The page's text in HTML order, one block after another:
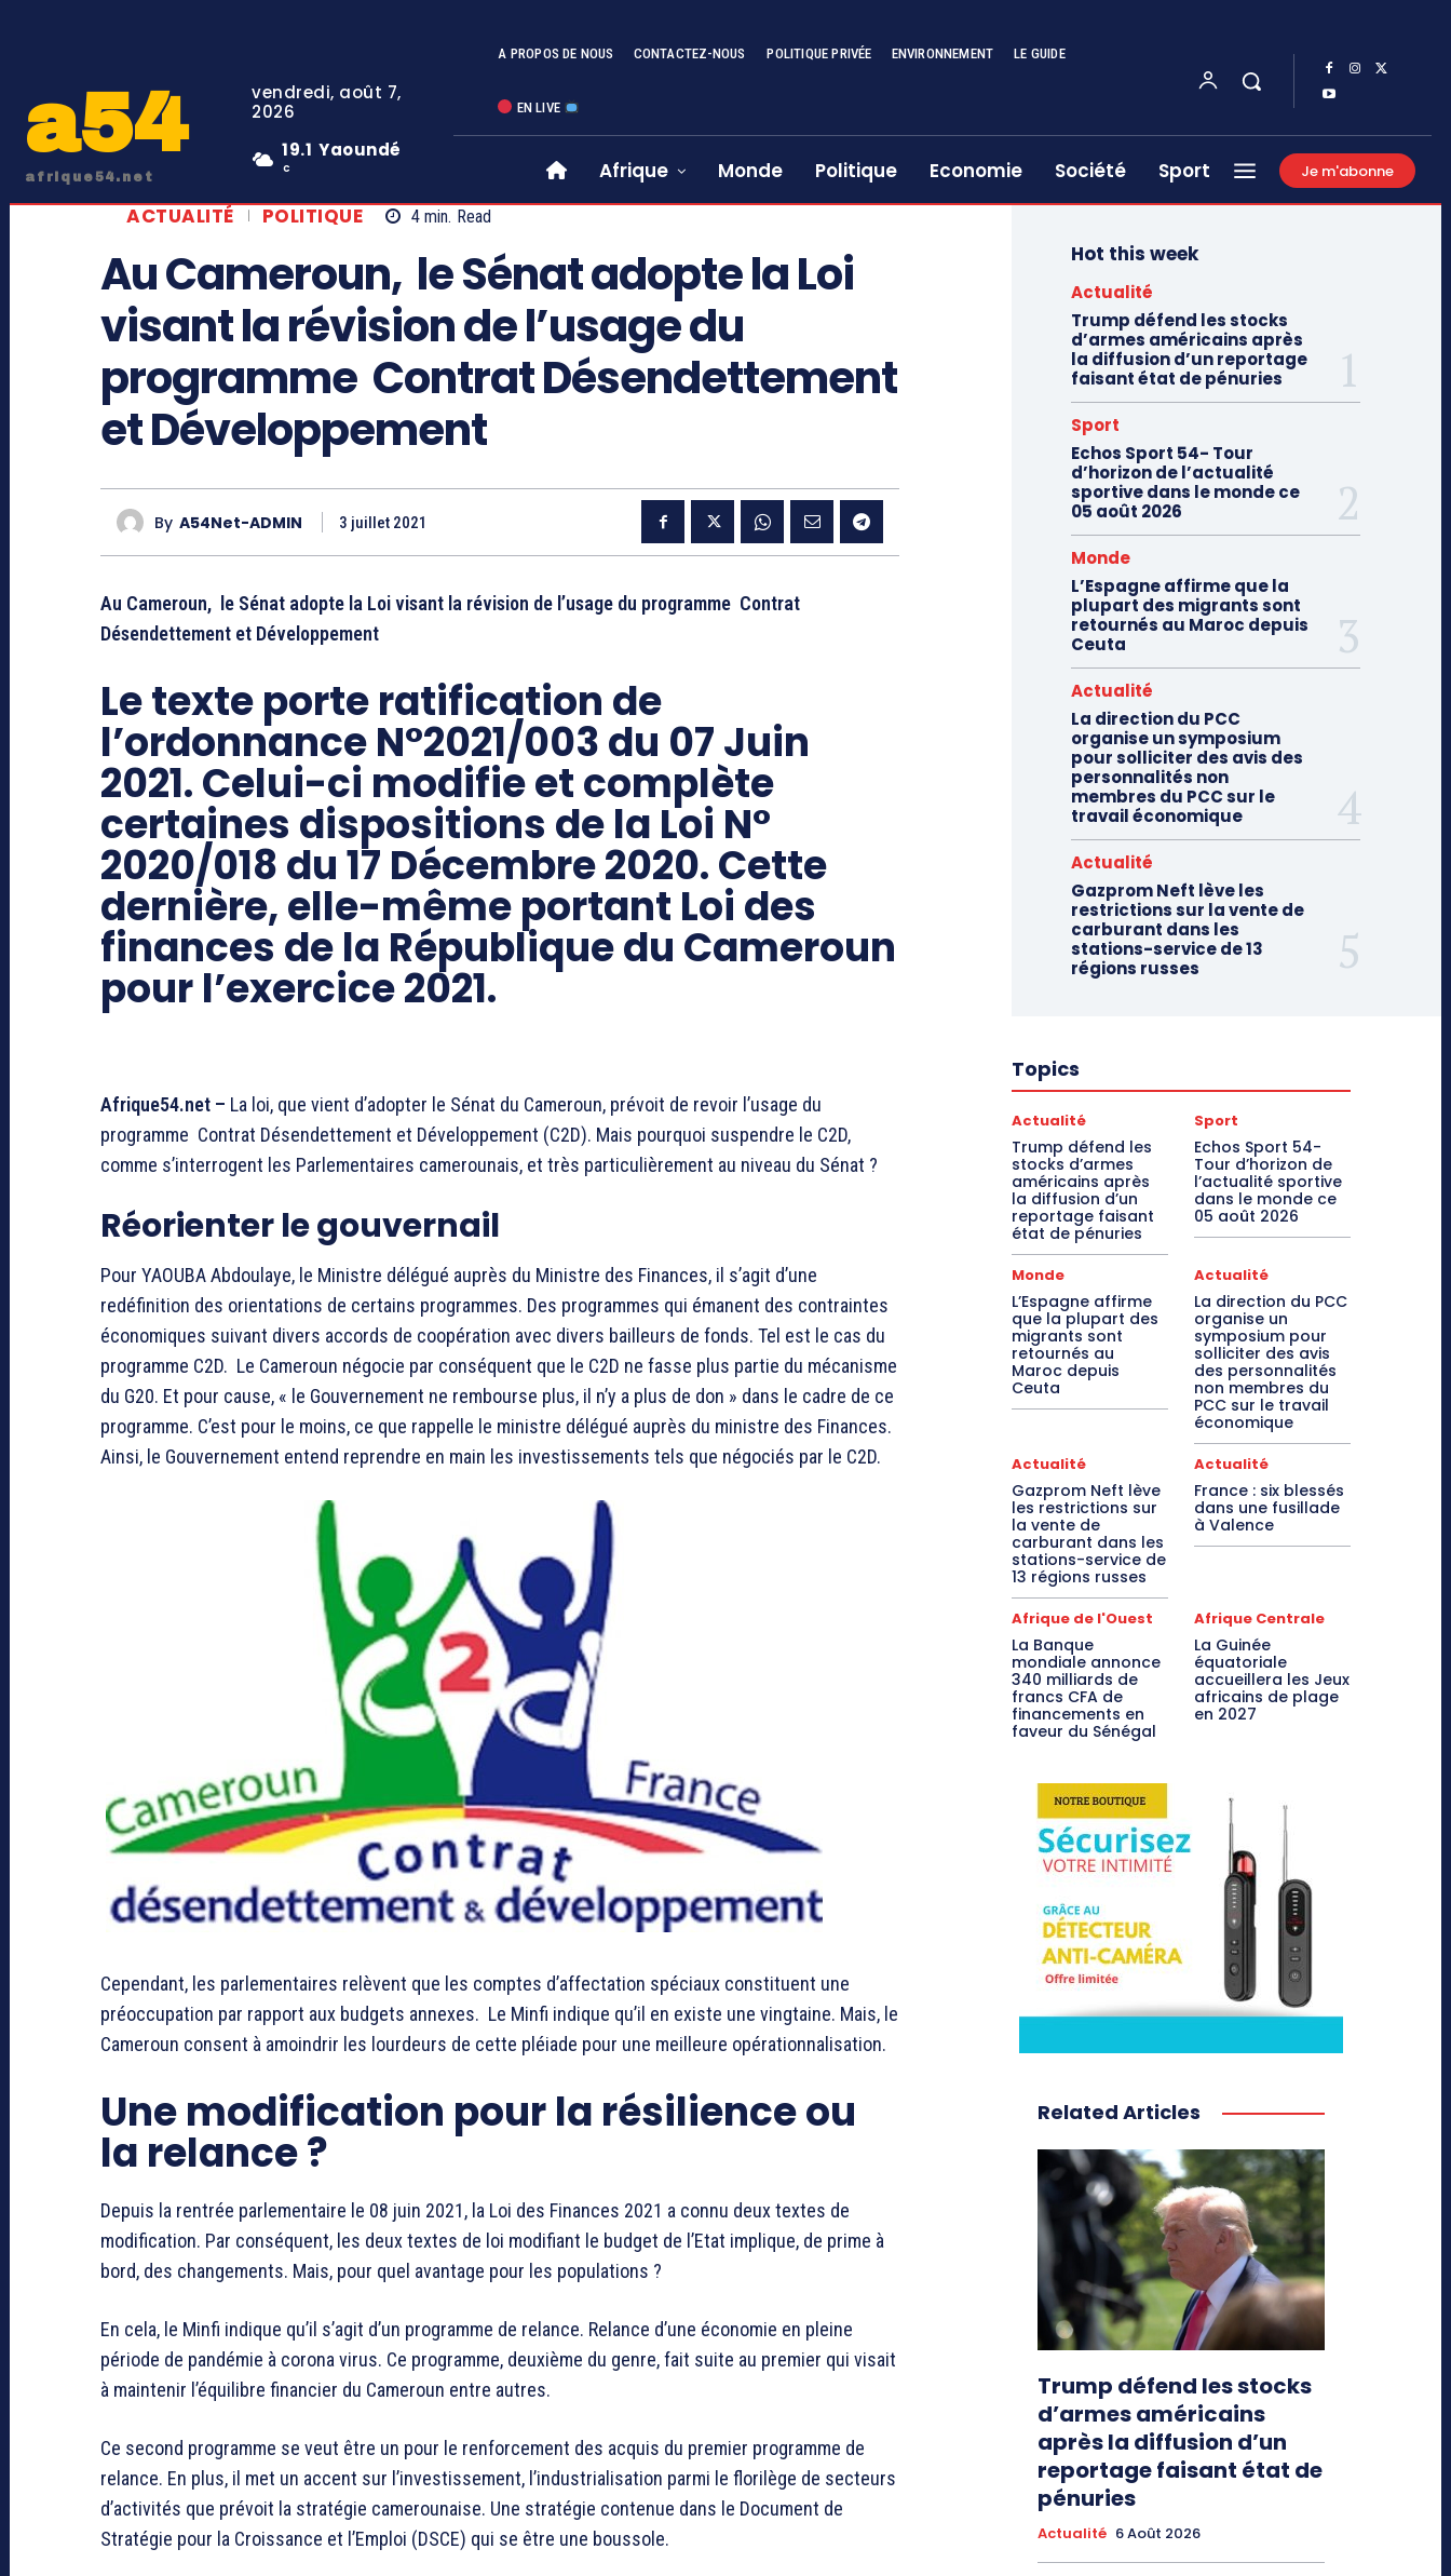
a54
afrique54.net
vendredi, août 7,
2026
19.1
C
Yaoundé
A PROPOS DE NOUS CONTACTEZ-NOUS POLITIQUE PRIVÉE ENVIRONNEMENT LE GUIDE
EN LIVE
Afrique Monde Politique Economie Société Sport Je m'abonne
ACTUALITÉ POLITIQUE 4 min. Read
Au Cameroun, le Sénat adopte la Loi
visant la révision de l’usage du
programme Contrat Désendettement
et Développement
By A54Net-ADMIN 3 juillet 2021
Au Cameroun, le Sénat adopte la Loi visant la révision de l’usage du programme Contrat
Désendettement et Développement
Le texte porte ratification de
l’ordonnance N°2021/003 du 07 Juin
2021. Celui-ci modifie et complète
certaines dispositions de la Loi N°
2020/018 du 17 Décembre 2020. Cette
dernière, elle-même portant Loi des
finances de la République du Cameroun
pour l’exercice 2021.
Afrique54.net – La loi, que vient d’adopter le Sénat du Cameroun, prévoit de revoir l’usage du
programme Contrat Désendettement et Développement (C2D). Mais pourquoi suspendre le C2D,
comme s’interrogent les Parlementaires camerounais, et très particulièrement au niveau du Sénat ?
Réorienter le gouvernail
Pour YAOUBA Abdoulaye, le Ministre délégué auprès du Ministre des Finances, il s’agit d’une
redéfinition des orientations de certains programmes. Des programmes qui émanent des contraintes
économiques suivant divers accords de coopération avec divers bailleurs de fonds. Tel est le cas du
programme C2D. Le Cameroun négocie par conséquent que le C2D ne fasse plus partie du mécanisme
du G20. Et pour cause, « le Gouvernement ne rembourse plus, il n’y a plus de don » dans le cadre de ce
programme. C’est pour le moins, ce que rappelle le ministre délégué auprès du ministre des Finances.
Ainsi, le Gouvernement entend reprendre en main les investissements tels que négociés par le C2D.
Cependant, les parlementaires relèvent que les comptes d’affectation spéciaux constituent une
préoccupation par rapport aux budgets annexes. Le Minfi indique qu’il en existe une vingtaine. Mais, le
Cameroun consent à amoindrir les lourdeurs de cette pléiade pour une meilleure opérationnalisation.
Une modification pour la résilience ou
la relance ?
Depuis la rentrée parlementaire le 08 juin 2021, la Loi des Finances 2021 a connu deux textes de
modification. Par conséquent, les deux textes de loi modifiant le budget de l’Etat implique, de prime à
bord, des changements. Mais, pour quel avantage pour les populations ?
En cela, le Minfi indique qu’il s’agit d’un programme de relance. Relance d’une économie en pleine
période de pandémie à corona virus. Ce programme, deuxième du genre, fait suite au premier qui visait
à maintenir l’équilibre financier du Cameroun entre autres.
Ce second programme se veut être un pour le renforcement des acquis du premier programme de
relance. En plus, il met un accent sur l’investissement, l’industrialisation parmi le florilège de secteurs
d’activités que prévoit la stratégie camerounaise. Une stratégie contenue dans le Document de
Stratégie pour la Croissance et l’Emploi (DSCE) qui se être une boussole.
Hot this week
Actualité
Trump défend les stocks
d’armes américains après
la diffusion d’un reportage
faisant état de pénuries
Sport
Echos Sport 54- Tour
d’horizon de l’actualité
sportive dans le monde ce
05 août 2026
Monde
L’Espagne affirme que la
plupart des migrants sont
retournés au Maroc depuis
Ceuta
Actualité
La direction du PCC
organise un symposium
pour solliciter des avis des
personnalités non
membres du PCC sur le
travail économique
Actualité
Gazprom Neft lève les
restrictions sur la vente de
carburant dans les
stations-service de 13
régions russes
Topics
Actualité
Trump défend les
stocks d’armes
américains après
la diffusion d’un
reportage faisant
état de pénuries
Sport
Echos Sport 54-
Tour d’horizon de
l’actualité sportive
dans le monde ce
05 août 2026
Monde
L’Espagne affirme
que la plupart des
migrants sont
retournés au
Maroc depuis
Ceuta
Actualité
La direction du PCC
organise un
symposium pour
solliciter des avis
des personnalités
non membres du
PCC sur le travail
économique
Actualité
Gazprom Neft lève
les restrictions sur
la vente de
carburant dans les
stations-service de
13 régions russes
Actualité
France : six blessés
dans une fusillade
à Valence
Afrique de l'Ouest
La Banque
mondiale annonce
340 milliards de
francs CFA de
financements en
faveur du Sénégal
Afrique Centrale
La Guinée
équatoriale
accueillera les Jeux
africains de plage
en 2027
Related Articles
Trump défend les stocks
d’armes américains
après la diffusion d’un
reportage faisant état de
pénuries
Actualité 6 Août 2026